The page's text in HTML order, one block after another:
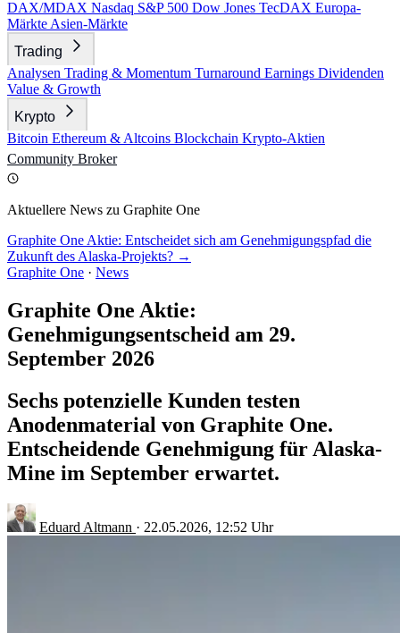
DAX/MDAX Nasdaq S&P 500 Dow Jones TecDAX Europa-
Märkte Asien-Märkte
Trading
Analysen Trading & Momentum Turnaround Earnings Dividenden
Value & Growth
Krypto
Bitcoin Ethereum & Altcoins Blockchain Krypto-Aktien
Community Broker
Aktuellere News zu Graphite One
Graphite One Aktie: Entscheidet sich am Genehmigungspfad die
Zukunft des Alaska-Projekts? →
Graphite One · News
Graphite One Aktie:
Genehmigungsentscheid am 29.
September 2026
Sechs potenzielle Kunden testen
Anodenmaterial von Graphite One.
Entscheidende Genehmigung für Alaska-
Mine im September erwartet.
Eduard Altmann · 22.05.2026, 12:52 Uhr